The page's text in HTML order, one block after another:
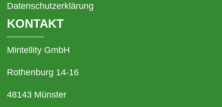
Datenschutzerklärung
KONTAKT
Mintellity GmbH
Rothenburg 14-16
48143 Münster